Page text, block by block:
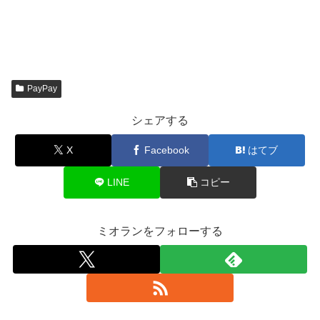
PayPay
シェアする
X Facebook はてブ
LINE コピー
ミオランをフォローする